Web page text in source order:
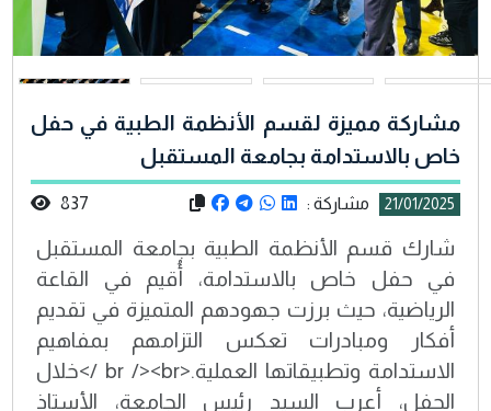
مشاركة مميزة لقسم الأنظمة الطبية في حفل
خاص بالاستدامة بجامعة المستقبل
21/01/2025 مشاركة : 837
شارك قسم الأنظمة الطبية بجامعة المستقبل
في حفل خاص بالاستدامة، أُقيم في القاعة
الرياضية، حيث برزت جهودهم المتميزة في تقديم
أفكار ومبادرات تعكس التزامهم بمفاهيم
الاستدامة وتطبيقاتها العملية.<br /><br />خلال
الحفل، أعرب السيد رئيس الجامعة، الأستاذ